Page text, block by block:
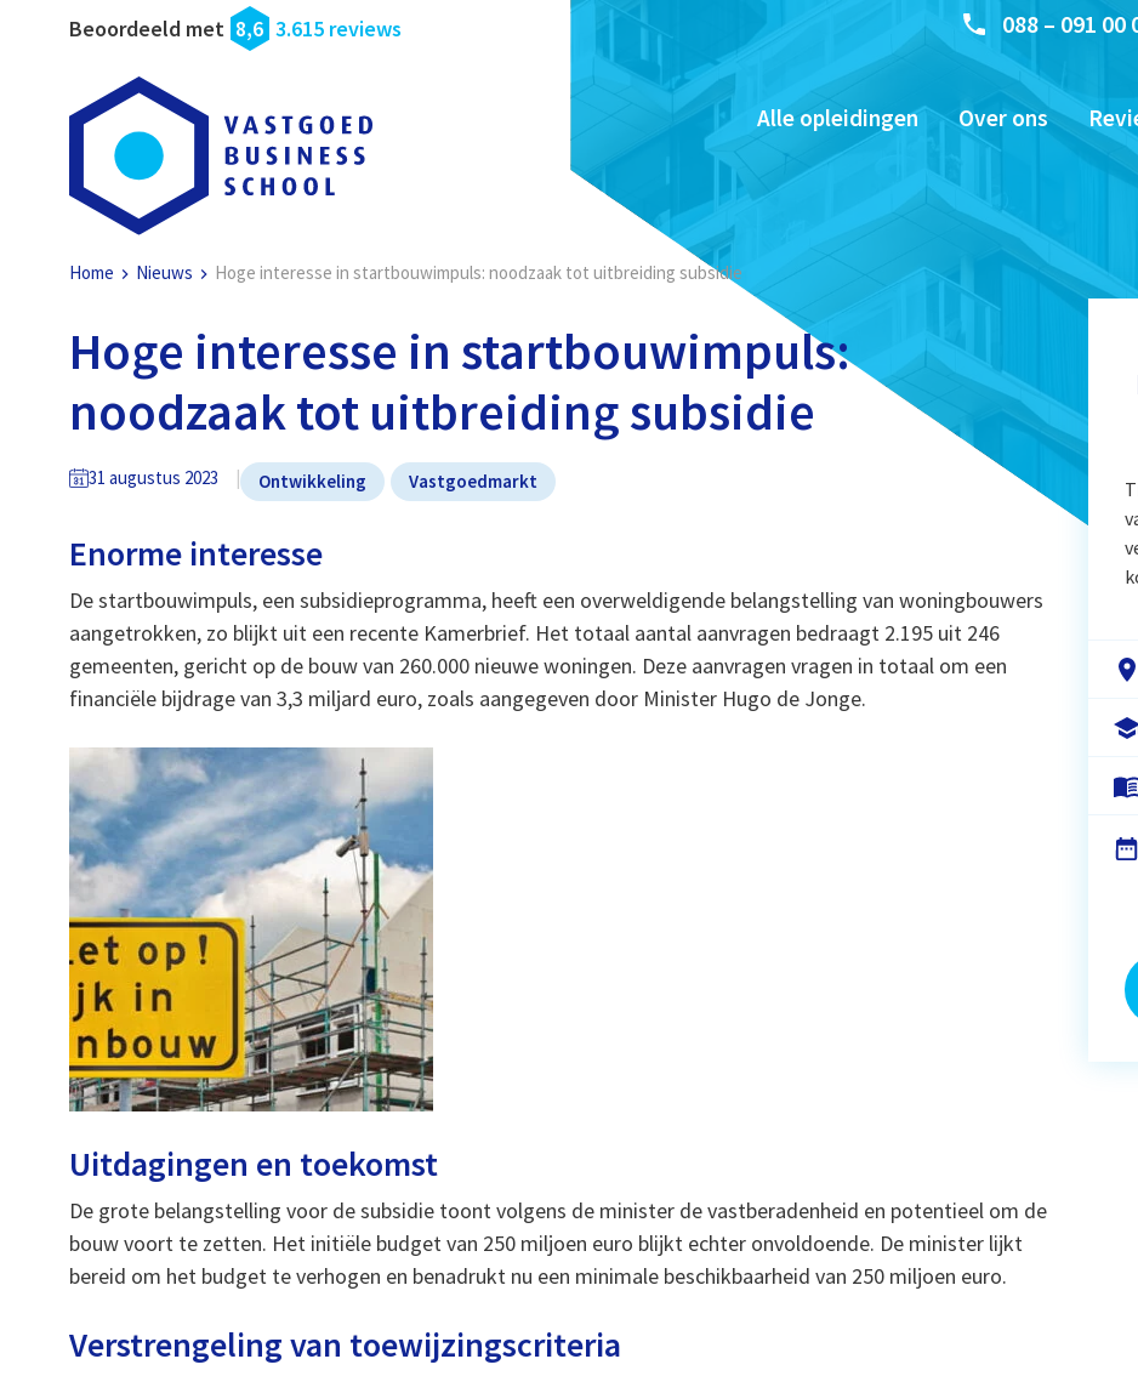
Beoordeeld met 8,6 3.615 reviews 088 – 091 00
Alle opleidingen Over ons
Home Nieuws Hoge interesse in startbouwimpuls: noodzaak tot uitbreiding subsidie
Hoge interesse in startbouwimpuls:
noodzaak tot uitbreiding subsidie
31 augustus 2023 Ontwikkeling Vastgoedmarkt
Enorme interesse
De startbouwimpuls, een subsidieprogramma, heeft een overweldigende belangstelling van woningbouwers
aangetrokken, zo blijkt uit een recente Kamerbrief. Het totaal aantal aanvragen bedraagt 2.195 uit 246
gemeenten, gericht op de bouw van 260.000 nieuwe woningen. Deze aanvragen vragen in totaal om een
financiële bijdrage van 3,3 miljard euro, zoals aangegeven door Minister Hugo de Jonge.
Uitdagingen en toekomst
De grote belangstelling voor de subsidie toont volgens de minister de vastberadenheid en potentieel om de
bouw voort te zetten. Het initiële budget van 250 miljoen euro blijkt echter onvoldoende. De minister lijkt
bereid om het budget te verhogen en benadrukt nu een minimale beschikbaarheid van 250 miljoen euro.
Verstrengeling van toewijzingscriteria